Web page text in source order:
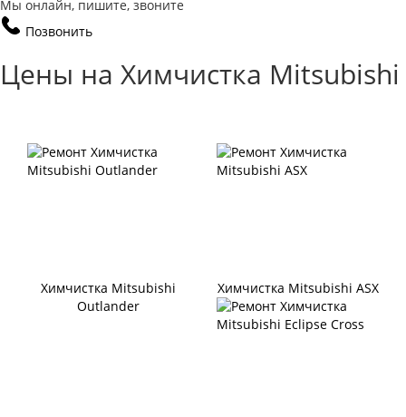
Мы онлайн, пишите, звоните
Позвонить
Цены на Химчистка Mitsubishi
Химчистка Mitsubishi
Outlander
Химчистка Mitsubishi ASX